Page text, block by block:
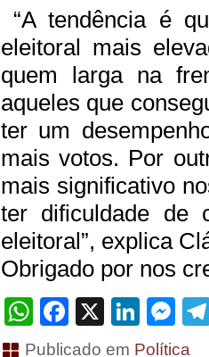
“A tendência é
eleitoral mais
quem larga na
aqueles que
ter um
mais votos. Por
mais significativo
ter dificuldade de
eleitoral”, explica
Obrigado por nos
WhatsApp
Facebook
X
Publicado em Política